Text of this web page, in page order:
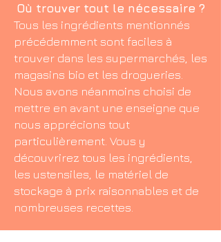
Où trouver tout le nécessaire ?
Tous les ingrédients mentionnés
précédemment sont faciles à
trouver dans les supermarchés, les
magasins bio et les drogueries.
Nous avons néanmoins choisi de
mettre en avant une enseigne que
nous apprécions tout
particulièrement. Vous y
découvrirez tous les ingrédients,
les ustensiles, le matériel de
stockage à prix raisonnables et de
nombreuses recettes.